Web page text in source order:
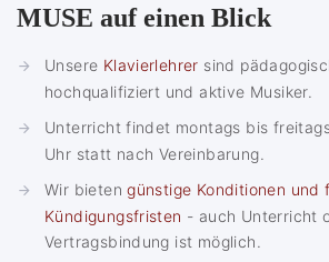
MUSE auf einen Blick
Unsere Klavierlehrer sind
hochqualifiziert und aktive Musiker.
Unterricht findet montags bis
Uhr statt nach Vereinbarung.
Wir bietengünstige Konditionen und
Kündigungsfristen - auch Unterricht
Vertragsbindung ist möglich.